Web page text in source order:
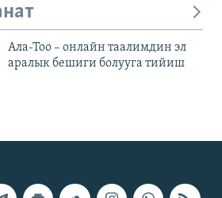
Ала-Тоо – онлайн таалимдин эл
аралык бешиги болууга тийиш